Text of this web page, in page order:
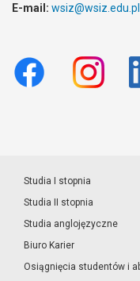
E-mail: wsiz@wsiz.edu.pl
Studia I stopnia
Studia II stopnia
Studia anglojęzyczne
Biuro Karier
Osiągnięcia studentów i